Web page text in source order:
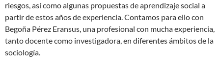
riesgos, así como algunas propuestas de aprendizaje social a
partir de estos años de experiencia. Contamos para ello con
Begoña Pérez Eransus, una profesional con mucha experiencia,
tanto docente como investigadora, en diferentes ámbitos de la
sociología.